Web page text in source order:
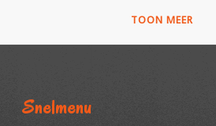
TOON MEER
Snelmenu